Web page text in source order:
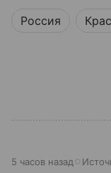
Россия
5 часов назад